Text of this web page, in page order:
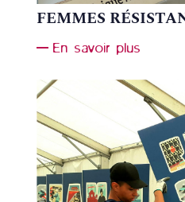
FEMMES
En savoir plus